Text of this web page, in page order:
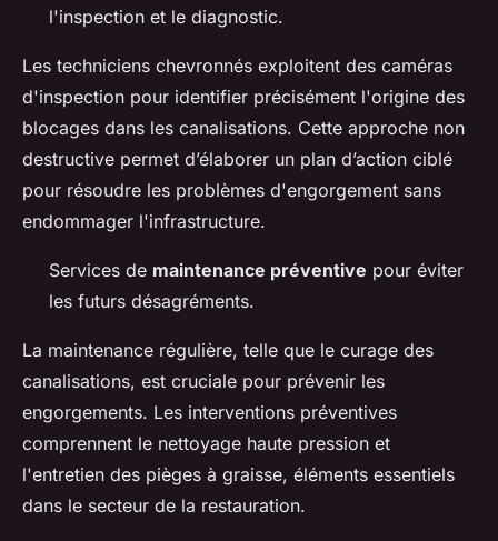
l'inspection et le diagnostic.
Les techniciens chevronnés exploitent des caméras
d'inspection pour identifier précisément l'origine des
blocages dans les canalisations. Cette approche non
destructive permet d’élaborer un plan d’action ciblé
pour résoudre les problèmes d'engorgement sans
endommager l'infrastructure.
Services de maintenance préventive pour éviter
les futurs désagréments.
La maintenance régulière, telle que le curage des
canalisations, est cruciale pour prévenir les
engorgements. Les interventions préventives
comprennent le nettoyage haute pression et
l'entretien des pièges à graisse, éléments essentiels
dans le secteur de la restauration.